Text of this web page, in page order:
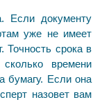
Если документу
уже не имеет
Точность срока в
времени
бумагу. Если она
назовет вам